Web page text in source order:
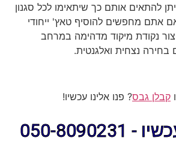
להתאים אותם כך שיתאימו לכל סגנון
אתם מחפשים להוסיף טאץ' ייחודי
נקודת מיקוד מדהימה במרחב
בחירה נצחית ואלגנטית.
קבלן גבס? פנו אלינו עכשיו!
8090231